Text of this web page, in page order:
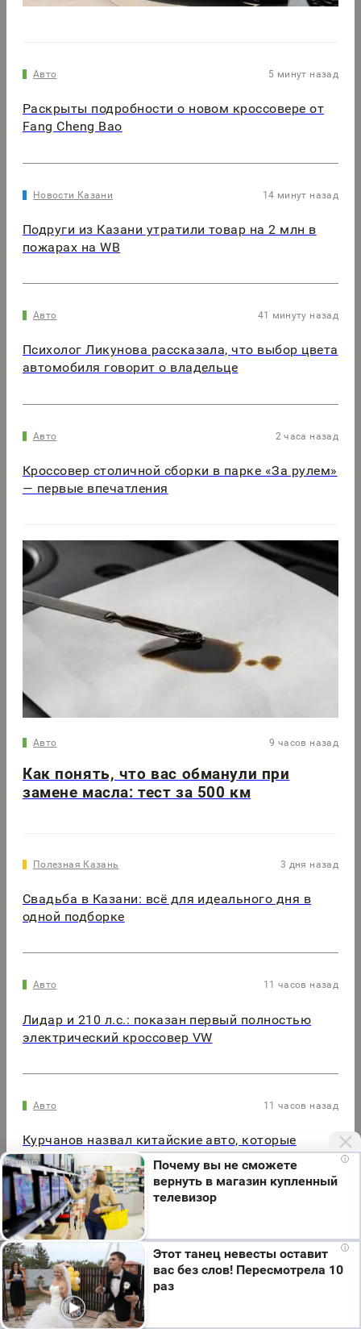
Авто 5 минут назад
Раскрыты подробности о новом кроссовере от
Fang Cheng Bao
Новости Казани 14 минут назад
Подруги из Казани утратили товар на 2 млн в
пожарах на WB
Авто 41 минуту назад
Психолог Ликунова рассказала, что выбор цвета
автомобиля говорит о владельце
Авто 2 часа назад
Кроссовер столичной сборки в парке «За рулем»
— первые впечатления
Авто 9 часов назад
Как понять, что вас обманули при
замене масла: тест за 500 км
Полезная Казань 3 дня назад
Свадьба в Казани: всё для идеального дня в
одной подборке
Авто 11 часов назад
Лидар и 210 л.с.: показан первый полностью
электрический кроссовер VW
Авто 11 часов назад
Курчанов назвал китайские авто, которые
труднее всего угнать
Мы используем cookie. Во время посещения сайта
вы соглашаетесь с тем, что мы обрабатываем
ваши персональные данные с использованием
метрик Яндекс Метрика, top.mail.ru, LiveInternet.
Я согласен
i
Почему вы не сможете
вернуть в магазин купленный
телевизор
i
Этот танец невесты оставит
вас без слов! Пересмотрела 10
раз